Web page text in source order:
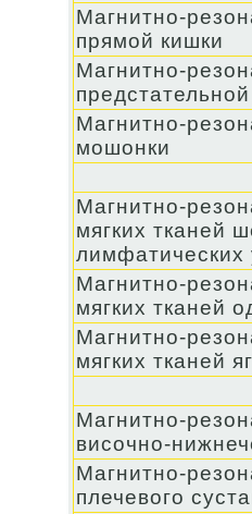
Магнитно-
прямой кишки
Магнитно-
Магнитно-
мошонки
Магнитно-
мягких тканей
лимфатических
Магнитно-
мягких тканей
Магнитно-
мягких тканей
Магнитно-
височно-
Магнитно-
плечевого